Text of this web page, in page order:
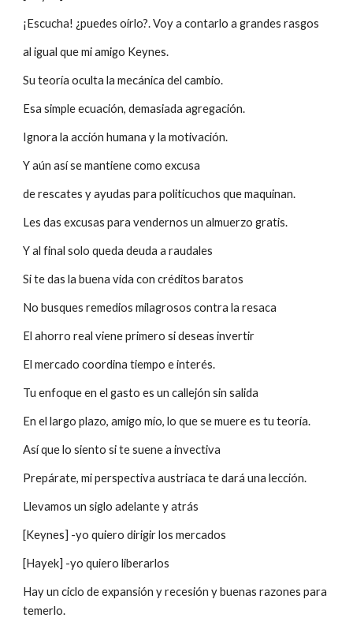
¡Escucha! ¿puedes oírlo?. Voy a contarlo a grandes rasgos
al igual que mi amigo Keynes.
Su teoría oculta la mecánica del cambio.
Esa simple ecuación, demasiada agregación.
Ignora la acción humana y la motivación.
Y aún así se mantiene como excusa
de rescates y ayudas para politicuchos que maquinan.
Les das excusas para vendernos un almuerzo gratis.
Y al final solo queda deuda a raudales
Si te das la buena vida con créditos baratos
No busques remedios milagrosos contra la resaca
El ahorro real viene primero si deseas invertir
El mercado coordina tiempo e interés.
Tu enfoque en el gasto es un callejón sin salida
En el largo plazo, amigo mío, lo que se muere es tu teoría.
Así que lo siento si te suene a invectiva
Prepárate, mi perspectiva austriaca te dará una lección.
Llevamos un siglo adelante y atrás
[Keynes] -yo quiero dirigir los mercados
[Hayek] -yo quiero liberarlos
Hay un ciclo de expansión y recesión y buenas razones para
temerlo.